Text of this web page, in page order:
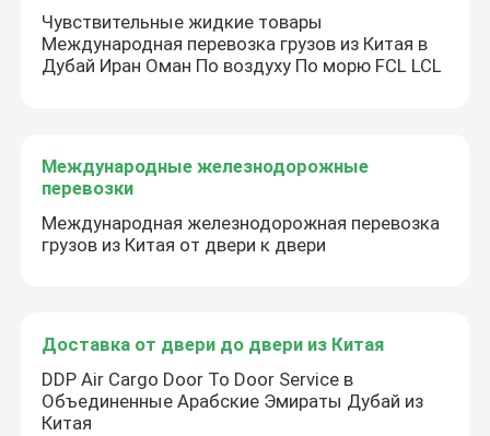
Чувствительные жидкие товары
Международная перевозка грузов из Китая в
Дубай Иран Оман По воздуху По морю FCL LCL
Международные железнодорожные
перевозки
Международная железнодорожная перевозка
грузов из Китая от двери к двери
Доставка от двери до двери из Китая
DDP Air Cargo Door To Door Service в
Объединенные Арабские Эмираты Дубай из
Китая